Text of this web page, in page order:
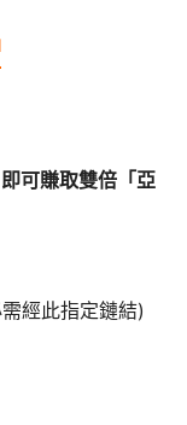
可賺取雙倍「亞
經此指定鏈結)